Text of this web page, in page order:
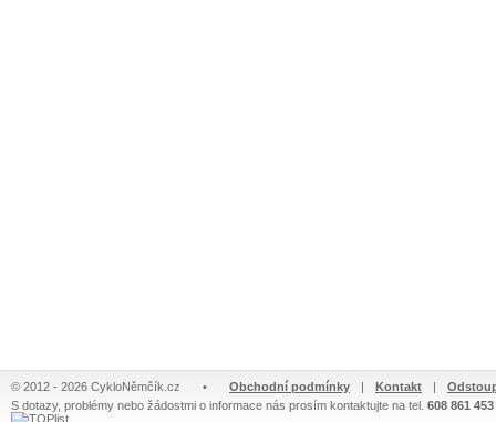
© 2012 - 2026 CykloNěmčík.cz • Obchodní podmínky | Kontakt |
S dotazy, problémy nebo žádostmi o informace nás prosím kontaktujte na tel. 608 861 453